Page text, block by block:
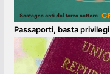
Passaporti, basta privilegi